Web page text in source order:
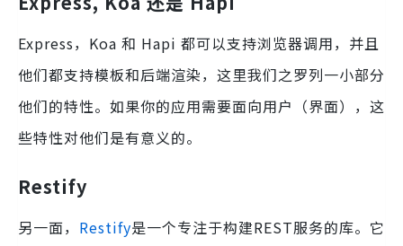
Express， Koa 和 Hapi 都可以支持浏览器调用，并且
他们都支持模板和后端渲染，这里我们之罗列一小部分
他们的特性。如果你的应用需要面向用户（界面），这
些特性对他们是有意义的。
Restify
另一面， Restify是一个专注于构建REST服务的库。它